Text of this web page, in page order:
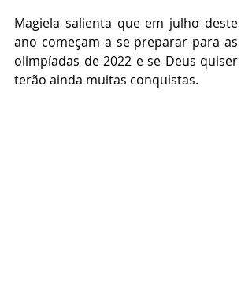
Magiela salienta que em julho deste
ano começam a se preparar para as
olimpíadas de 2022 e se Deus quiser
terão ainda muitas conquistas.